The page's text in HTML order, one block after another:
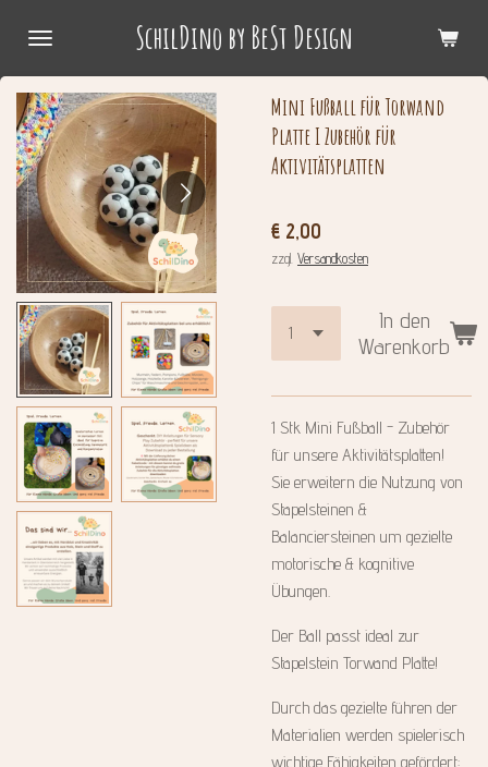
Hauptinhalt
springen
SchilDino by BeSt Design
Mini Fußball für Torwand
Platte I Zubehör für
Aktivitätsplatten
€ 2,00
zzgl. Versandkosten
In den
Warenkorb
1 Stk Mini Fußball - Zubehör
für unsere Aktivitätsplatten!
Sie erweitern die Nutzung von
Stapelsteinen &
Balanciersteinen um gezielte
motorische & kognitive
Übungen.
Der Ball passt ideal zur
Stapelstein Torwand Platte!
Durch das gezielte führen der
Materialien werden spielerisch
wichtige Fähigkeiten gefördert: